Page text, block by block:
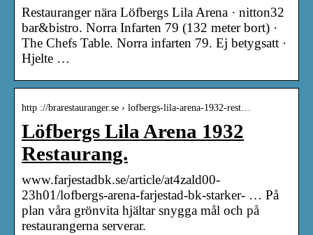
Restauranger nära Löfbergs Lila Arena · nitton32
bar&bistro. Norra Infarten 79 (132 meter bort) ·
The Chefs Table. Norra infarten 79. Ej betygsatt ·
Hjelte …
http ://brarestauranger.se › lofbergs-lila-arena-1932-rest…
Löfbergs Lila Arena 1932
Restaurang.
www.farjestadbk.se/article/at4zald00-
23h01/lofbergs-arena-farjestad-bk-starker- … På
plan våra grönvita hjältar snygga mål och på
restaurangerna serverar.